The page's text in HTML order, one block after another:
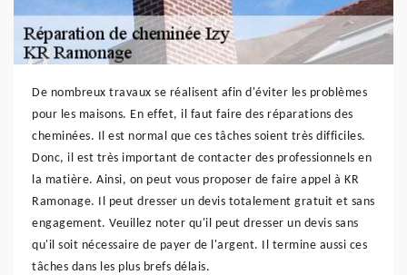
De nombreux travaux se réalisent afin d'éviter les problèmes
pour les maisons. En effet, il faut faire des réparations des
cheminées. Il est normal que ces tâches soient très difficiles.
Donc, il est très important de contacter des professionnels en
la matière. Ainsi, on peut vous proposer de faire appel à KR
Ramonage. Il peut dresser un devis totalement gratuit et sans
engagement. Veuillez noter qu'il peut dresser un devis sans
qu'il soit nécessaire de payer de l'argent. Il termine aussi ces
tâches dans les plus brefs délais.